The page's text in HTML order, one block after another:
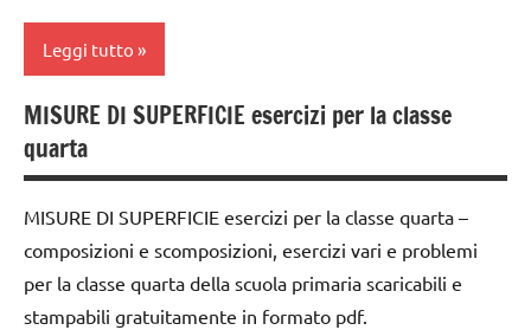
materiale
didattico
TUTTI GLI
TUTTI GLI
Leggi tutto
classe
4a
6
anni
DOWNLOAD
MISURE DI SUPERFICIE esercizi per la classe
quarta
MISURE DI SUPERFICIE esercizi per la classe quarta –
composizioni e scomposizioni, esercizi vari e problemi
per la classe quarta della scuola primaria scaricabili e
stampabili gratuitamente in formato pdf.